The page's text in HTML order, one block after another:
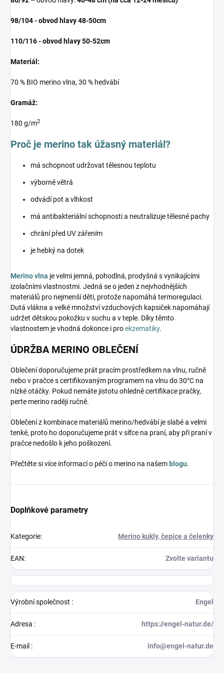
98/104 - obvod hlavy 48-50cm
110/116 - obvod hlavy 50-52cm
Materiál:
70 % BIO merino vlna, 30 % hedvábí
Gramáž:
180 g/m2
Proč je merino tak úžasný materiál?
má schopnost udržovat tělesnou teplotu
výborně větrá
odvádí pot a vlhkost
má antibakteriální schopnosti a neutralizuje tělesné pachy
chrání před UV zářením
je hebký na dotek
Merino vlna je velmi jemná, pohodlná, prodyšná s vynikajícími
izolačními vlastnostmi. Jedná se o jeden z nejvhodnějších
materiálů pro nejmenší děti, protože napomáhá termoregulaci.
Dutá vlákna a velké množství vzduchových kapsiček napomáhají
udržet dětskou pokožku v suchu a v teple. Díky těmto
vlastnostem je vhodná dokonce i proekzematiky.
ÚDRŽBA MERINO OBLEČENÍ
Oblečení doporučujeme prát pracím prostředkem na vlnu, ručně
nebo v pračce s certifikovaným programem na vlnu do 30°C na
nízké otáčky. Pokud nemáte jistotu ohledně certifikace pračky,
perte merino raději ručně.
Oblečení z kombinace materiálů merino/hedvábí je slabé a velmi
tenké, proto ho doporučujeme prát v síťce na praní, aby při praní v
pračce nedošlo k jeho poškození.
Přečtěte si více informací o péči o merino na našem blogu.
Doplňkové parametry
Kategorie: Merino kukly, čepice a čelenky
EAN: Zvolte variantu
Výrobní společnost : Engel
Adresa : https://engel-natur.de/
E-mail : info@engel-natur.de